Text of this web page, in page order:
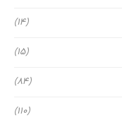
(14)
(15)
(84)
(110)